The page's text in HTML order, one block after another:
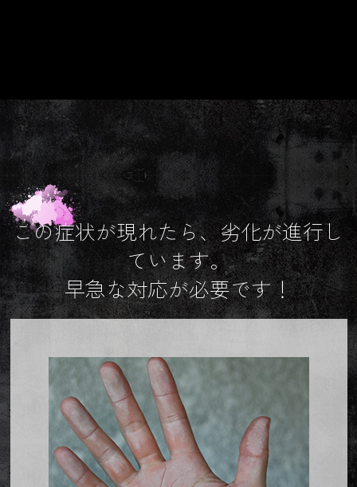
この症状が現れたら、劣化が進行し
ています。
早急な対応が必要です！